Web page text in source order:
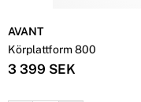
AVANT
Körplattform 800
3 399 SEK